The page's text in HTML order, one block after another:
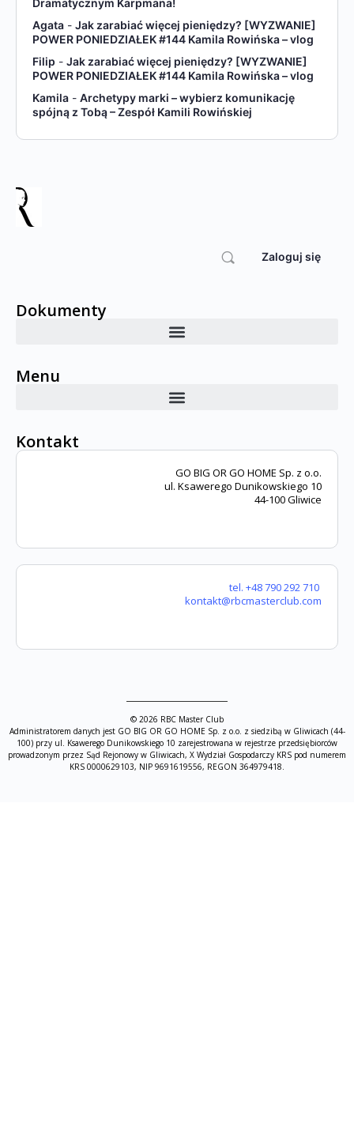
Dramatycznym Karpmana!
Agata - Jak zarabiać więcej pieniędzy? [WYZWANIE]
POWER PONIEDZIAŁEK #144 Kamila Rowińska – vlog
Filip - Jak zarabiać więcej pieniędzy? [WYZWANIE]
POWER PONIEDZIAŁEK #144 Kamila Rowińska – vlog
Kamila - Archetypy marki – wybierz komunikację
spójną z Tobą – Zespół Kamili Rowińskiej
Zaloguj się
Dokumenty
Menu
Kontakt
GO BIG OR GO HOME Sp. z o.o.
ul. Ksawerego Dunikowskiego 10
44-100 Gliwice
tel. +48 790 292 710
kontakt@rbcmasterclub.com
© 2026 RBC Master Club
Administratorem danych jest GO BIG OR GO HOME Sp. z o.o. z siedzibą w Gliwicach (44-
100) przy ul. Ksawerego Dunikowskiego 10 zarejestrowana w rejestrze przedsiębiorców
prowadzonym przez Sąd Rejonowy w Gliwicach, X Wydział Gospodarczy KRS pod numerem
KRS 0000629103, NIP 9691619556, REGON 364979418.